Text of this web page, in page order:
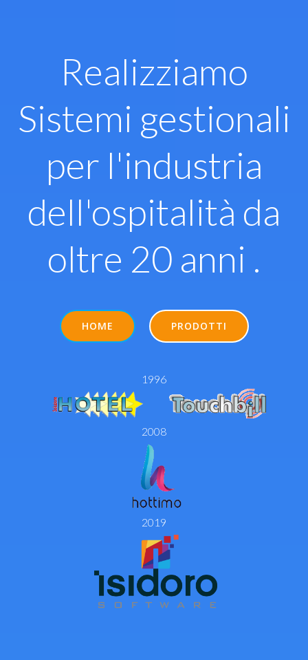
Realizziamo
Sistemi gestionali
per l'industria
dell'ospitalità da
oltre 20 anni .
HOME PRODOTTI
1996
2008
2019